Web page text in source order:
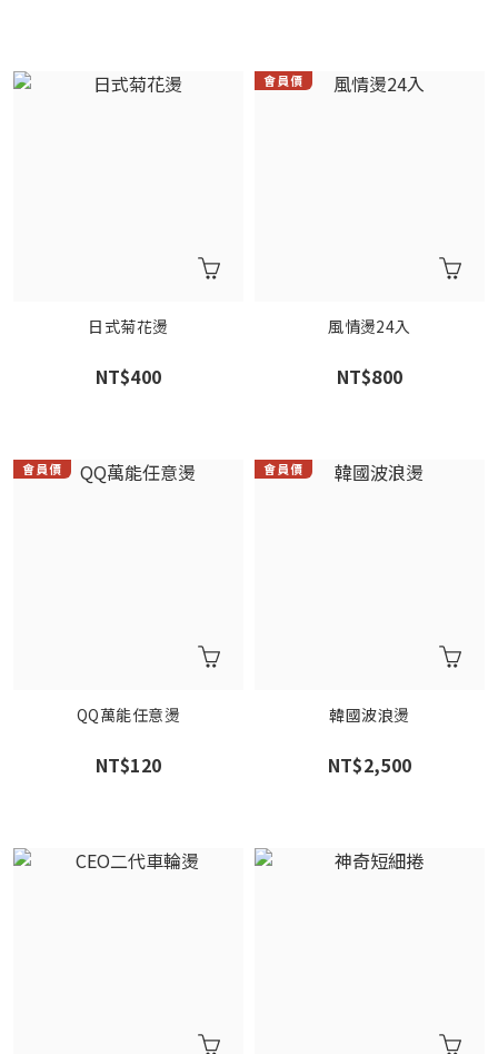
日式菊花燙
NT$400
風情燙24入
NT$800
QQ萬能任意燙
NT$120
韓國波浪燙
NT$2,500